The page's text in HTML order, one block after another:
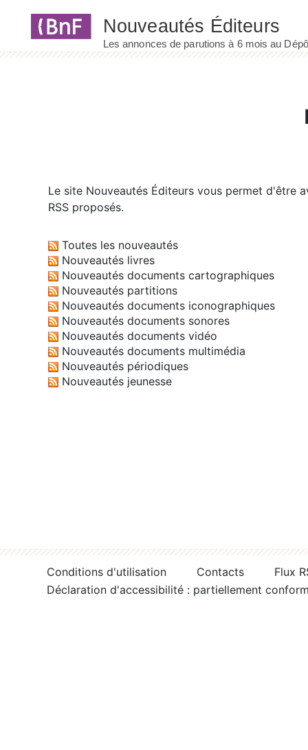
Le site Nouveautés Éditeurs vous permet d'être
RSS proposés.
Toutes les nouveautés
Nouveautés livres
Nouveautés documents cartographiques
Nouveautés partitions
Nouveautés documents iconographiques
Nouveautés documents sonores
Nouveautés documents vidéo
Nouveautés documents multimédia
Nouveautés périodiques
Nouveautés jeunesse
Conditions d'utilisation Contacts
Flux
Déclaration d'accessibilité : partiellement